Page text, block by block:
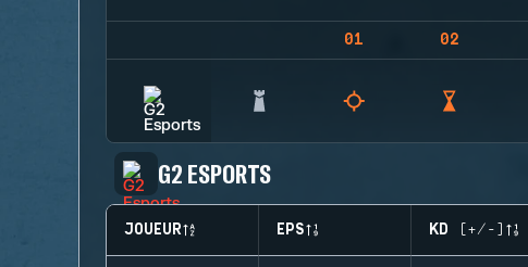
01 02
G2 ESPORTS
JOUEUR EPS KD (+/-)